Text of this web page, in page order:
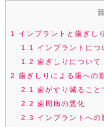
1 インプラントと歯ぎし
1.1 インプラントにつ
1.2 歯ぎしりについて
2 歯ぎしりによる歯への
2.1 歯がすり減ること
2.2 歯周病の悪化
2.3
インプラントへの